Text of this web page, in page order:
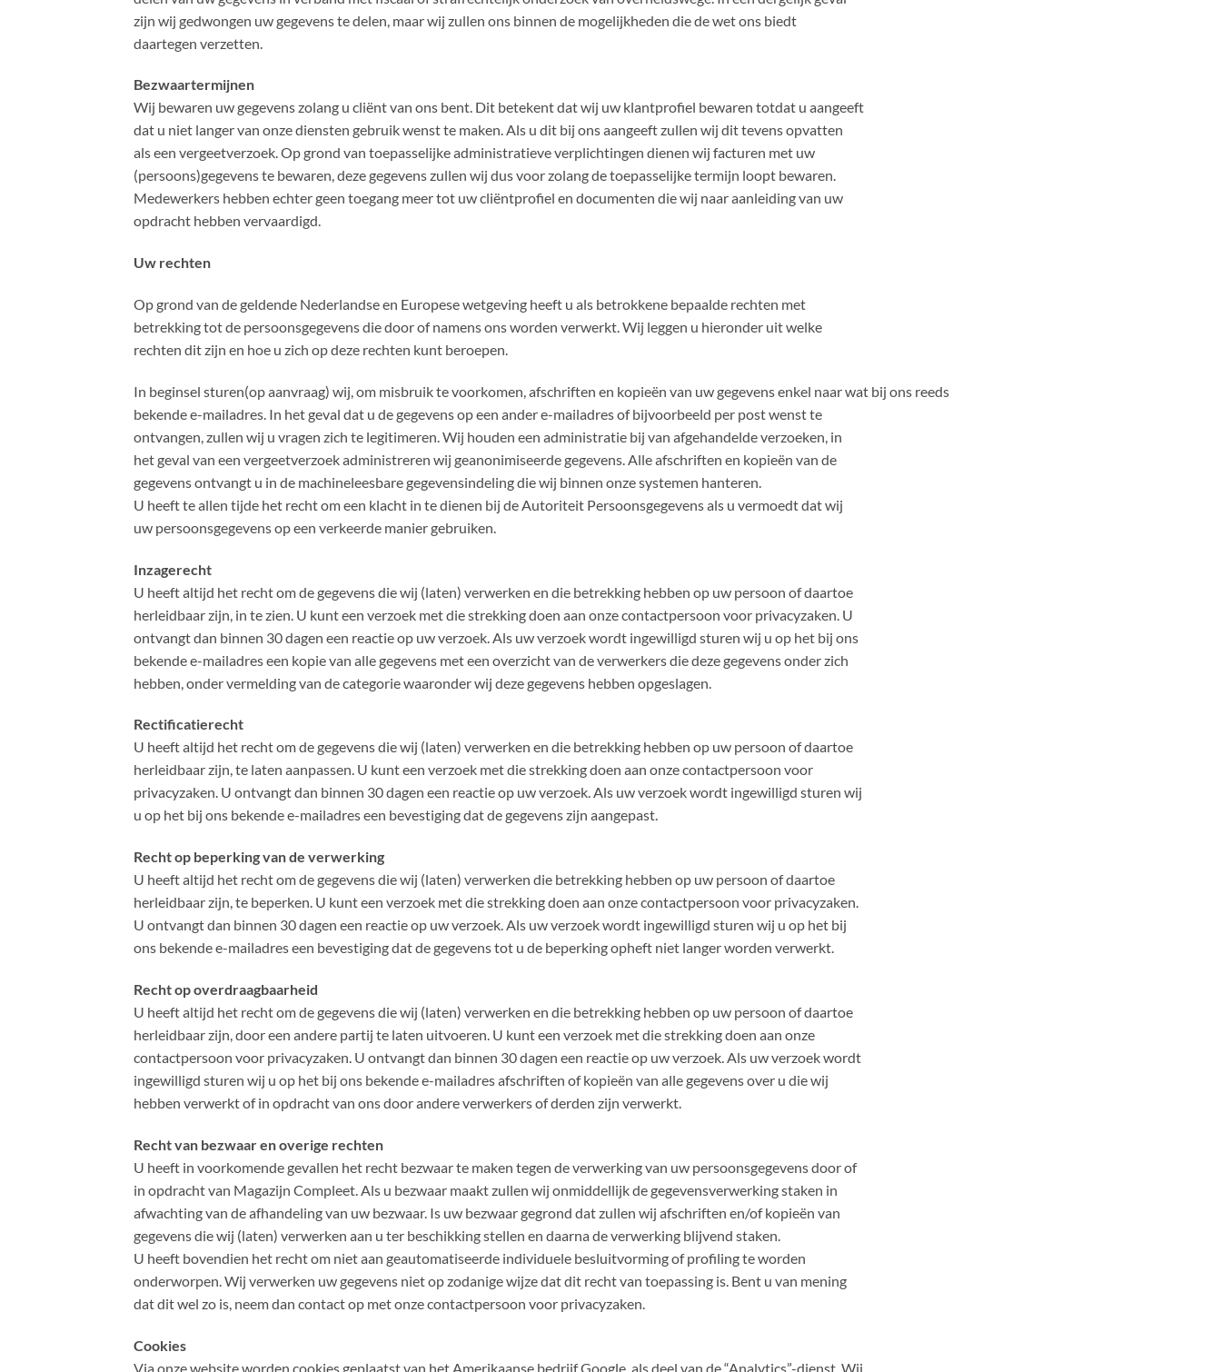
zijn wij gedwongen uw gegevens te delen, maar wij zullen ons binnen de mogelijkheden die de wet ons biedt
daartegen verzetten.
Bezwaartermijnen
Wij bewaren uw gegevens zolang u cliënt van ons bent. Dit betekent dat wij uw klantprofiel bewaren totdat u aangeeft
dat u niet langer van onze diensten gebruik wenst te maken. Als u dit bij ons aangeeft zullen wij dit tevens opvatten
als een vergeetverzoek. Op grond van toepasselijke administratieve verplichtingen dienen wij facturen met uw
(persoons)gegevens te bewaren, deze gegevens zullen wij dus voor zolang de toepasselijke termijn loopt bewaren.
Medewerkers hebben echter geen toegang meer tot uw cliëntprofiel en documenten die wij naar aanleiding van uw
opdracht hebben vervaardigd.
Uw rechten
Op grond van de geldende Nederlandse en Europese wetgeving heeft u als betrokkene bepaalde rechten met
betrekking tot de persoonsgegevens die door of namens ons worden verwerkt. Wij leggen u hieronder uit welke
rechten dit zijn en hoe u zich op deze rechten kunt beroepen.
In beginsel sturen(op aanvraag) wij, om misbruik te voorkomen, afschriften en kopieën van uw gegevens enkel naar wat bij ons reeds
bekende e-mailadres. In het geval dat u de gegevens op een ander e-mailadres of bijvoorbeeld per post wenst te
ontvangen, zullen wij u vragen zich te legitimeren. Wij houden een administratie bij van afgehandelde verzoeken, in
het geval van een vergeetverzoek administreren wij geanonimiseerde gegevens. Alle afschriften en kopieën van de
gegevens ontvangt u in de machineleesbare gegevensindeling die wij binnen onze systemen hanteren.
U heeft te allen tijde het recht om een klacht in te dienen bij de Autoriteit Persoonsgegevens als u vermoedt dat wij
uw persoonsgegevens op een verkeerde manier gebruiken.
Inzagerecht
U heeft altijd het recht om de gegevens die wij (laten) verwerken en die betrekking hebben op uw persoon of daartoe
herleidbaar zijn, in te zien. U kunt een verzoek met die strekking doen aan onze contactpersoon voor privacyzaken. U
ontvangt dan binnen 30 dagen een reactie op uw verzoek. Als uw verzoek wordt ingewilligd sturen wij u op het bij ons
bekende e-mailadres een kopie van alle gegevens met een overzicht van de verwerkers die deze gegevens onder zich
hebben, onder vermelding van de categorie waaronder wij deze gegevens hebben opgeslagen.
Rectificatierecht
U heeft altijd het recht om de gegevens die wij (laten) verwerken en die betrekking hebben op uw persoon of daartoe
herleidbaar zijn, te laten aanpassen. U kunt een verzoek met die strekking doen aan onze contactpersoon voor
privacyzaken. U ontvangt dan binnen 30 dagen een reactie op uw verzoek. Als uw verzoek wordt ingewilligd sturen wij
u op het bij ons bekende e-mailadres een bevestiging dat de gegevens zijn aangepast.
Recht op beperking van de verwerking
U heeft altijd het recht om de gegevens die wij (laten) verwerken die betrekking hebben op uw persoon of daartoe
herleidbaar zijn, te beperken. U kunt een verzoek met die strekking doen aan onze contactpersoon voor privacyzaken.
U ontvangt dan binnen 30 dagen een reactie op uw verzoek. Als uw verzoek wordt ingewilligd sturen wij u op het bij
ons bekende e-mailadres een bevestiging dat de gegevens tot u de beperking opheft niet langer worden verwerkt.
Recht op overdraagbaarheid
U heeft altijd het recht om de gegevens die wij (laten) verwerken en die betrekking hebben op uw persoon of daartoe
herleidbaar zijn, door een andere partij te laten uitvoeren. U kunt een verzoek met die strekking doen aan onze
contactpersoon voor privacyzaken. U ontvangt dan binnen 30 dagen een reactie op uw verzoek. Als uw verzoek wordt
ingewilligd sturen wij u op het bij ons bekende e-mailadres afschriften of kopieën van alle gegevens over u die wij
hebben verwerkt of in opdracht van ons door andere verwerkers of derden zijn verwerkt.
Recht van bezwaar en overige rechten
U heeft in voorkomende gevallen het recht bezwaar te maken tegen de verwerking van uw persoonsgegevens door of
in opdracht van Magazijn Compleet. Als u bezwaar maakt zullen wij onmiddellijk de gegevensverwerking staken in
afwachting van de afhandeling van uw bezwaar. Is uw bezwaar gegrond dat zullen wij afschriften en/of kopieën van
gegevens die wij (laten) verwerken aan u ter beschikking stellen en daarna de verwerking blijvend staken.
U heeft bovendien het recht om niet aan geautomatiseerde individuele besluitvorming of profiling te worden
onderworpen. Wij verwerken uw gegevens niet op zodanige wijze dat dit recht van toepassing is. Bent u van mening
dat dit wel zo is, neem dan contact op met onze contactpersoon voor privacyzaken.
Cookies
Via onze website worden cookies geplaatst van het Amerikaanse bedrijf Google, als deel van de “Analytics”-dienst. Wij